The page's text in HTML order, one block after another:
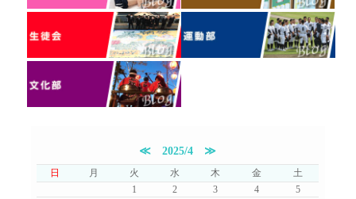
≪2025/4 ≫
日 月 火 水 木 金
土
1
2 3 4
5